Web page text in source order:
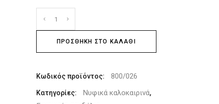
ΠΡΟΣΘΉΚΗ ΣΤΟ ΚΑΛΆΘΙ
Κωδικός προϊόντος: 800/026
Κατηγορίες: Νυφικά καλοκαιρινά,